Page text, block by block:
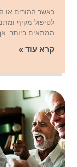
כאשר ההורים או
לטיפול מקיף
המתאים ביותר.
קרא עוד »